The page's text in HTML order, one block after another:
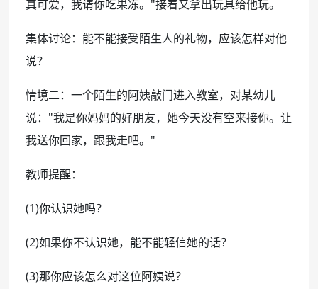
真可爱，我请你吃果冻。"接着又拿出玩具给他玩。
集体讨论：能不能接受陌生人的礼物，应该怎样对他
说？
情境二：一个陌生的阿姨敲门进入教室，对某幼儿
说："我是你妈妈的好朋友，她今天没有空来接你。让
我送你回家，跟我走吧。"
教师提醒：
(1)你认识她吗？
(2)如果你不认识她，能不能轻信她的话？
(3)那你应该怎么对这位阿姨说？